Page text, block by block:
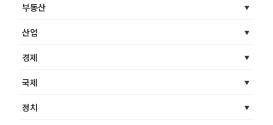
부동산
산업
경제
국제
정치